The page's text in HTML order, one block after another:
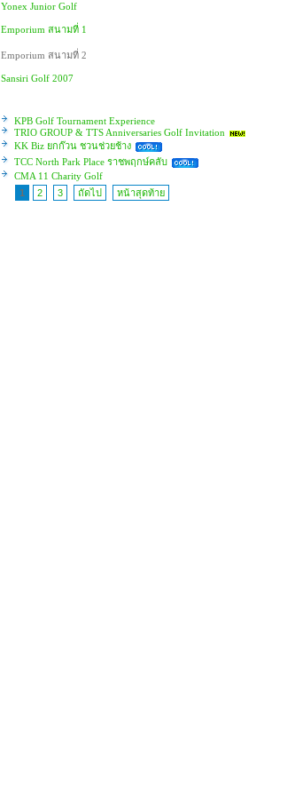
Yonex Junior Golf
Emporium สนามที่ 1
Emporium สนามที่ 2
Sansiri Golf 2007
KPB Golf Tournament Experience
TRIO GROUP & TTS Anniversaries Golf Invitation
KK Biz ยกก๊วน ชวนช่วยช้าง
TCC North Park Place ราชพฤกษ์คลับ
CMA 11 Charity Golf
1
2 3 ถัดไป หน้าสุดท้าย